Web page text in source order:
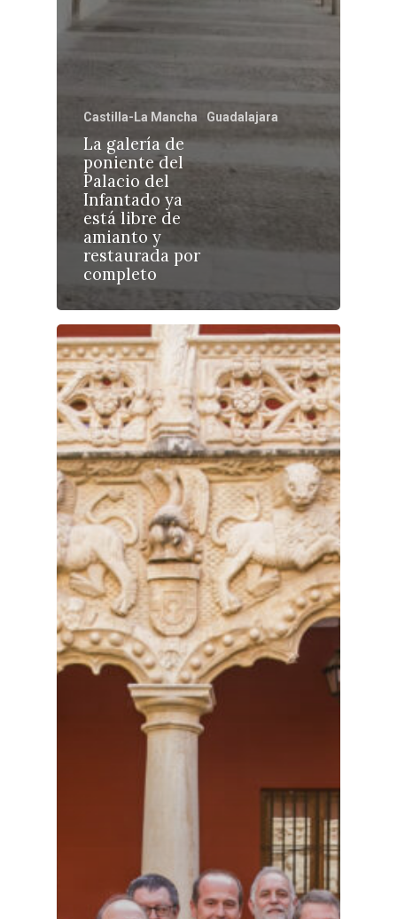
Castilla-La Mancha Guadalajara
La galería de
poniente del
Palacio del
Infantado ya
está libre de
amianto y
restaurada por
completo
Castilla-La
Cuenca
Guadalajara
Talavera
Educación
Cultura
Deportes
Sucesos
Medio Ambiente
Planeta Rural
Especiales
Política
Galerías